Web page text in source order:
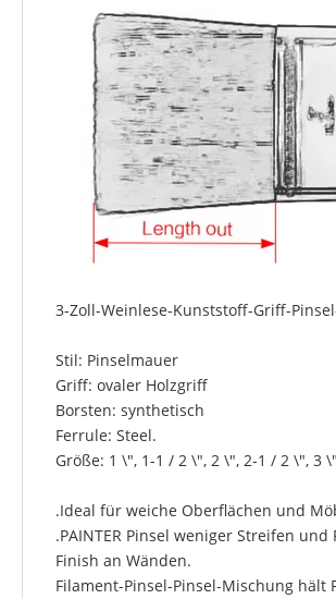
3-Zoll-Weinlese-Kunststoff-Griff-
Stil: Pinselmauer
Griff: ovaler Holzgriff
Borsten: synthetisch
Ferrule: Steel.
Größe: 1 \", 1-1 / 2 \", 2 \", 2-1 / 2 \", 3
.Ideal für weiche Oberflächen und
.PAINTER Pinsel weniger Streifen und
Finish an Wänden.
Filament-Pinsel-Pinsel-Mischung hält